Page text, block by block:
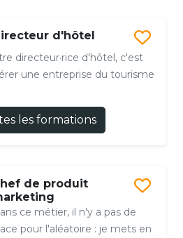
d'hôtel
directeur·rice d'hôtel, c'est
une entreprise du tourisme
les formations
de produit
ce métier, il n'y a pas de
pour l'aléatoire : je mets en